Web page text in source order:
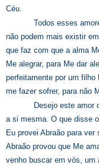
Céu.
Todos esses
não podem mais existir
que faz com que a alma
Me alegrar, para Me dar
perfeitamente por um
me fazer sofrer, para não
Desejo este amor
a si mesma. O que disse
Eu provei Abraão para
Abraão provou que Me
venho buscar em vós, um